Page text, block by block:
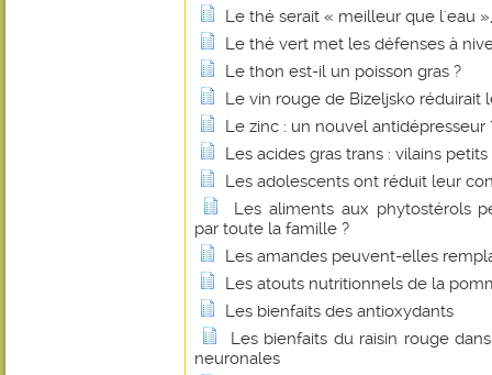
Le thé serait « meilleur que l'eau
Le thé vert met les défenses à
Le thon est-il un poisson gras ?
Le vin rouge de Bizeljsko réduirait
Le zinc : un nouvel antidépresseur
Les acides gras trans : vilains
Les adolescents ont réduit leur
Les aliments aux phytostérols
par toute la famille ?
Les amandes peuvent-elles
Les atouts nutritionnels de la
Les bienfaits des antioxydants
Les bienfaits du raisin rouge
neuronales